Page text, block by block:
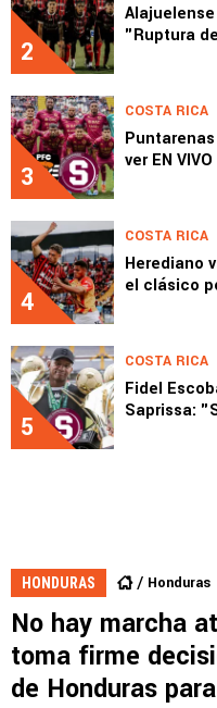
2
"Ruptura
3
COSTA RICA
ver EN VIVO
4
COSTA RICA
Herediano
el clásico
5
COSTA RICA
Fidel
Saprissa:
HONDURAS Honduras
No hay marcha
toma firme
de Honduras